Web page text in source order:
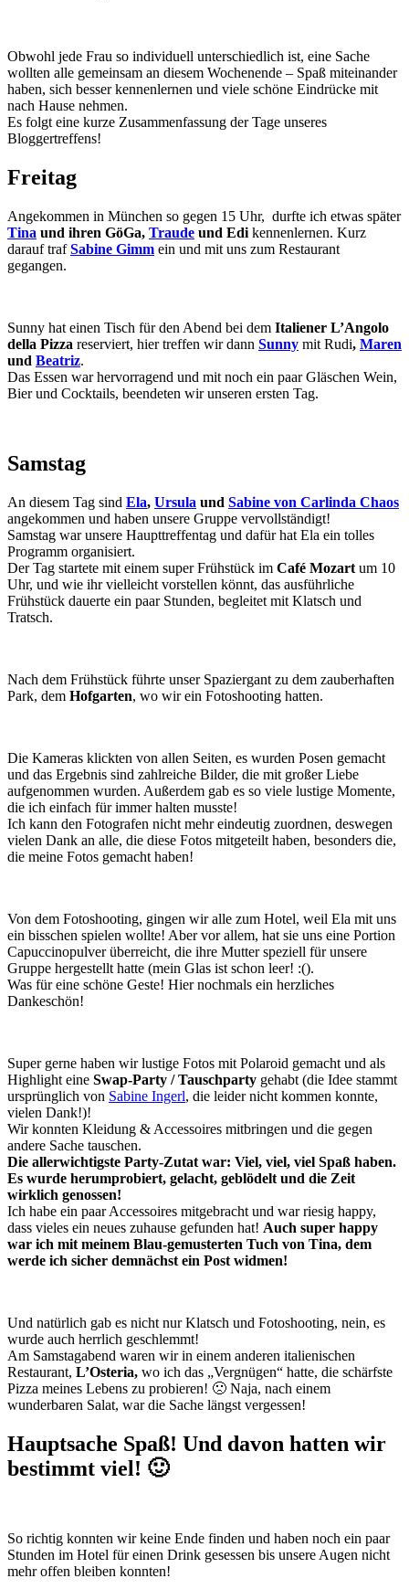
Obwohl jede Frau so individuell unterschiedlich ist, eine Sache
wollten alle gemeinsam an diesem Wochenende – Spaß miteinander
haben, sich besser kennenlernen und viele schöne Eindrücke mit
nach Hause nehmen.
Es folgt eine kurze Zusammenfassung der Tage unseres
Bloggertreffens!
Freitag
Angekommen in München so gegen 15 Uhr, durfte ich etwas später
Tina und ihren GöGa, Traude und Edi kennenlernen. Kurz
darauf trafSabine Gimm ein und mit uns zum Restaurant
gegangen.
Sunny hat einen Tisch für den Abend bei dem Italiener L’Angolo
della Pizza reserviert, hier treffen wir dann Sunny mit Rudi, Maren
und Beatriz.
Das Essen war hervorragend und mit noch ein paar Gläschen Wein,
Bier und Cocktails, beendeten wir unseren ersten Tag.
Samstag
An diesem Tag sind Ela, Ursula und Sabine von Carlinda Chaos
angekommen und haben unsere Gruppe vervollständigt!
Samstag war unsere Haupttreffentag und dafür hat Ela ein tolles
Programm organisiert.
Der Tag startete mit einem super Frühstück im Café Mozart um 10
Uhr, und wie ihr vielleicht vorstellen könnt, das ausführliche
Frühstück dauerte ein paar Stunden, begleitet mit Klatsch und
Tratsch.
Nach dem Frühstück führte unser Spaziergant zu dem zauberhaften
Park, dem Hofgarten, wo wir ein Fotoshooting hatten.
Die Kameras klickten von allen Seiten, es wurden Posen gemacht
und das Ergebnis sind zahlreiche Bilder, die mit großer Liebe
aufgenommen wurden. Außerdem gab es so viele lustige Momente,
die ich einfach für immer halten musste!
Ich kann den Fotografen nicht mehr eindeutig zuordnen, deswegen
vielen Dank an alle, die diese Fotos mitgeteilt haben, besonders die,
die meine Fotos gemacht haben!
Von dem Fotoshooting, gingen wir alle zum Hotel, weil Ela mit uns
ein bisschen spielen wollte! Aber vor allem, hat sie uns eine Portion
Capuccinopulver überreicht, die ihre Mutter speziell für unsere
Gruppe hergestellt hatte (mein Glas ist schon leer! :().
Was für eine schöne Geste! Hier nochmals ein herzliches
Dankeschön!
Super gerne haben wir lustige Fotos mit Polaroid gemacht und als
Highlight eine Swap-Party / Tauschparty gehabt (die Idee stammt
ursprünglich von Sabine Ingerl, die leider nicht kommen konnte,
vielen Dank!)!
Wir konnten Kleidung & Accessoires mitbringen und die gegen
andere Sache tauschen.
Die allerwichtigste Party-Zutat war: Viel, viel, viel Spaß haben.
Es wurde herumprobiert, gelacht, geblödelt und die Zeit
wirklich genossen!
Ich habe ein paar Accessoires mitgebracht und war riesig happy,
dass vieles ein neues zuhause gefunden hat! Auch super happy
war ich mit meinem Blau-gemusterten Tuch von Tina, dem
werde ich sicher demnächst ein Post widmen!
Und natürlich gab es nicht nur Klatsch und Fotoshooting, nein, es
wurde auch herrlich geschlemmt!
Am Samstagabend waren wir in einem anderen italienischen
Restaurant, L’Osteria, wo ich das „Vergnügen“ hatte, die schärfste
Pizza meines Lebens zu probieren! 🙁 Naja, nach einem
wunderbaren Salat, war die Sache längst vergessen!
Hauptsache Spaß! Und davon hatten wir
bestimmt viel! 🙂
So richtig konnten wir keine Ende finden und haben noch ein paar
Stunden im Hotel für einen Drink gesessen bis unsere Augen nicht
mehr offen bleiben konnten!